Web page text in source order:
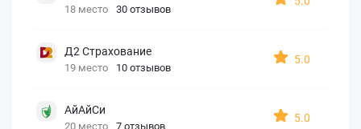
18 место 30 отзывов
Д2 Страхование
19 место 10 отзывов
5.0
АйАйСи
20 место 7 отзывов
5.0